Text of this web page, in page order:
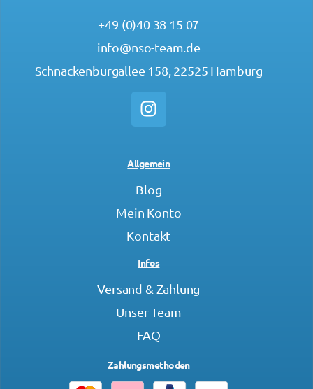
+49 (0)40 38 15 07
info@nso-team.de
Schnackenburgallee 158, 22525 Hamburg
Allgemein
Blog
Mein Konto
Kontakt
Infos
Versand & Zahlung
Unser Team
FAQ
Zahlungsmethoden